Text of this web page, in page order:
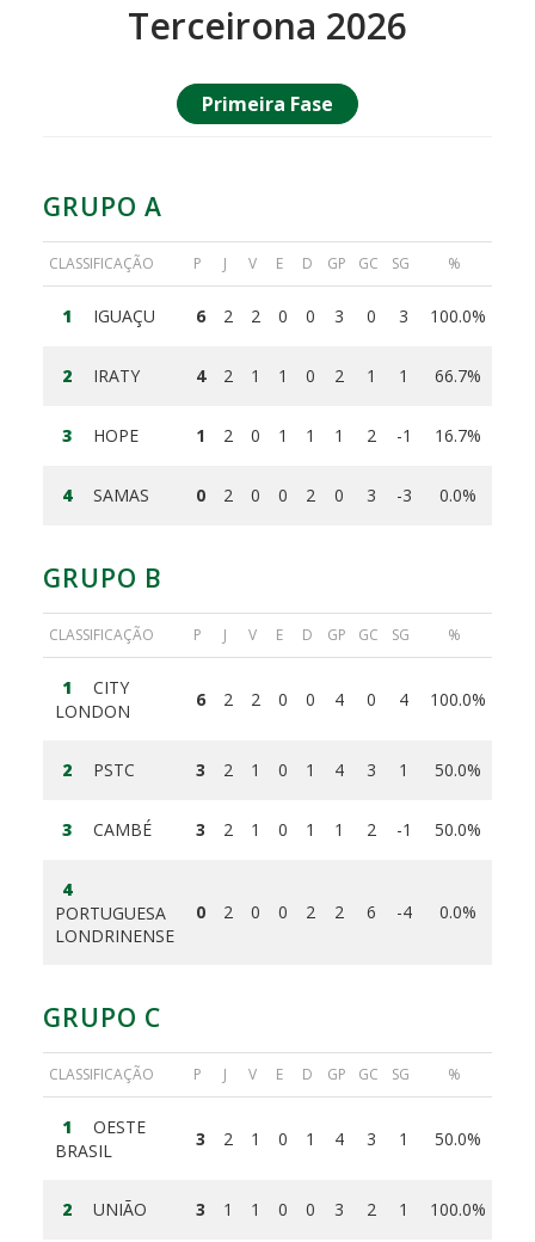
Terceirona 2026
Primeira Fase
GRUPO A
CLASSIFICAÇÃO P J V E D GP GC SG %
1 IGUAÇU 6 2 2 0 0 3 0 3 100.0%
2 IRATY 4 2 1 1 0 2 1 1 66.7%
3 HOPE 1 2 0 1 1 1 2 -1 16.7%
4 SAMAS 0 2 0 0 2 0 3 -3 0.0%
GRUPO B
CLASSIFICAÇÃO P J V E D GP GC SG %
1
CITY
LONDON
6 2 2 0 0 4 0 4 100.0%
2 PSTC 3 2 1 0 1 4 3 1 50.0%
3 CAMBÉ 3 2 1 0 1 1 2 -1 50.0%
4
PORTUGUESA
LONDRINENSE
0 2 0 0 2 2 6 -4 0.0%
GRUPO C
CLASSIFICAÇÃO P J V E D GP GC SG %
1
OESTE
BRASIL
3 2 1 0 1 4 3 1 50.0%
2 UNIÃO 3 1 1 0 0 3 2 1 100.0%